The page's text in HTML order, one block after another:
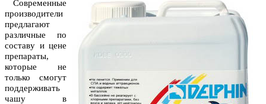
Современные
производители
предлагают
различные по
составу и цене
препараты,
которые не
только смогут
поддерживать
чашу в